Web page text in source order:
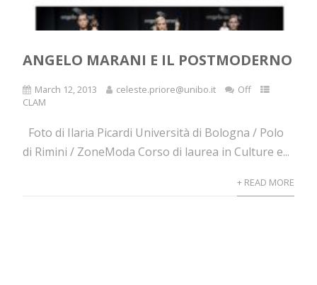
ANGELO MARANI E IL POSTMODERNO
March 12, 2013 celeste.priore@unibo.it
Off
CLAM
Foto di Ilaria Picardi Università di Bologna / Polo
di Rimini / ZoneModa Corso di laurea in Culture e...
+ READ MORE